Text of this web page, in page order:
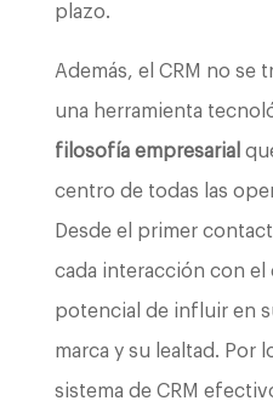
plazo.
Además, el CRM no se
una herramienta
filosofía empresarial
centro de todas las
Desde el primer
cada interacción con el
potencial de influir en
marca y su lealtad. Por
sistema de CRM